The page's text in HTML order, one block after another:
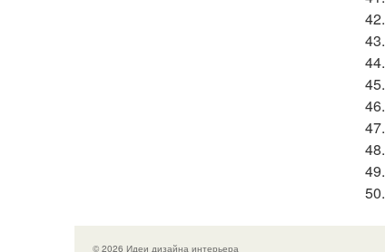
42.
43.
44.
45.
46.
47.
48.
49.
50.
© 2026 Идеи дизайна интерьера